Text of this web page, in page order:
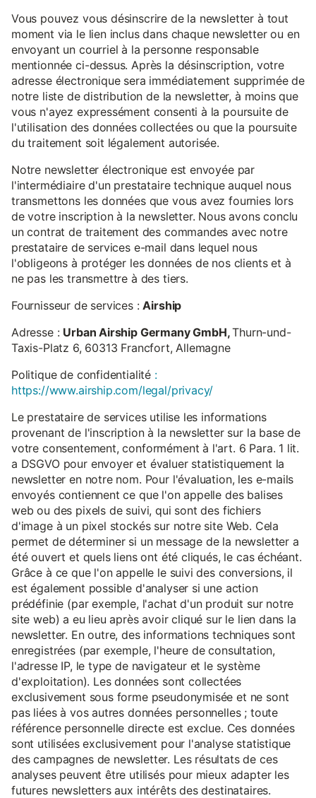
Vous pouvez vous désinscrire de la newsletter à tout
moment via le lien inclus dans chaque newsletter ou en
envoyant un courriel à la personne responsable
mentionnée ci-dessus. Après la désinscription, votre
adresse électronique sera immédiatement supprimée de
notre liste de distribution de la newsletter, à moins que
vous n'ayez expressément consenti à la poursuite de
l'utilisation des données collectées ou que la poursuite
du traitement soit légalement autorisée.
Notre newsletter électronique est envoyée par
l'intermédiaire d'un prestataire technique auquel nous
transmettons les données que vous avez fournies lors
de votre inscription à la newsletter. Nous avons conclu
un contrat de traitement des commandes avec notre
prestataire de services e-mail dans lequel nous
l'obligeons à protéger les données de nos clients et à
ne pas les transmettre à des tiers.
Fournisseur de services :Airship
Adresse : Urban Airship Germany GmbH,Thurn-und-
Taxis-Platz 6, 60313 Francfort, Allemagne
Politique de confidentialité :
https://www.airship.com/legal/privacy/
Le prestataire de services utilise les informations
provenant de l'inscription à la newsletter sur la base de
votre consentement, conformément à l'art. 6 Para. 1 lit.
a DSGVO pour envoyer et évaluer statistiquement la
newsletter en notre nom. Pour l'évaluation, les e-mails
envoyés contiennent ce que l'on appelle des balises
web ou des pixels de suivi, qui sont des fichiers
d'image à un pixel stockés sur notre site Web. Cela
permet de déterminer si un message de la newsletter a
été ouvert et quels liens ont été cliqués, le cas échéant.
Grâce à ce que l'on appelle le suivi des conversions, il
est également possible d'analyser si une action
prédéfinie (par exemple, l'achat d'un produit sur notre
site web) a eu lieu après avoir cliqué sur le lien dans la
newsletter. En outre, des informations techniques sont
enregistrées (par exemple, l'heure de consultation,
l'adresse IP, le type de navigateur et le système
d'exploitation). Les données sont collectées
exclusivement sous forme pseudonymisée et ne sont
pas liées à vos autres données personnelles ; toute
référence personnelle directe est exclue. Ces données
sont utilisées exclusivement pour l'analyse statistique
des campagnes de newsletter. Les résultats de ces
analyses peuvent être utilisés pour mieux adapter les
futures newsletters aux intérêts des destinataires.